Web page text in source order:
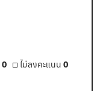
0 ไม่ลงคะแนน 0